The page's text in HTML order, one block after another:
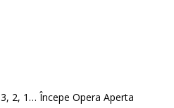
3, 2, 1… Începe Opera Aperta